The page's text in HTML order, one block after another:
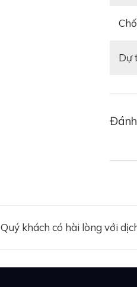
hữu
Quý khách có hài lòng với